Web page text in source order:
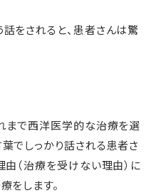
をされると、患者さんは驚
まで西洋医学的な治療を選
でしっかり話される患者さ
由（治療を受けない理由）に
をします。